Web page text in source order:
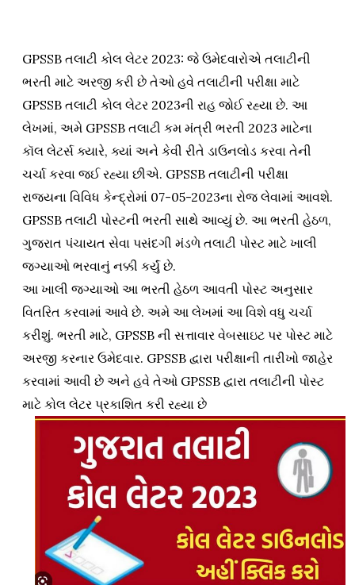
GPSSB તલાટી કોલ લેટર 2023: જે ઉમેદવારોએ તલાટીની
ભરતી માટે અરજી કરી છે તેઓ હવે તલાટીની પરીક્ષા માટે
GPSSB તલાટી કોલ લેટર 2023ની રાહ જોઈ રહ્યા છે. આ
લેખમાં, અમે GPSSB તલાટી કમ મંત્રી ભરતી 2023 માટેના
કૉલ લેટર્સ ક્યારે, ક્યાં અને કેવી રીતે ડાઉનલોડ કરવા તેની
ચર્ચા કરવા જઈ રહ્યા છીએ. GPSSB તલાટીની પરીક્ષા
રાજ્યના વિવિધ કેન્દ્રોમાં 07-05-2023ના રોજ લેવામાં આવશે.
GPSSB તલાટી પોસ્ટની ભરતી સાથે આવ્યું છે. આ ભરતી હેઠળ,
ગુજરાત પંચાયત સેવા પસંદગી મંડળે તલાટી પોસ્ટ માટે ખાલી
જગ્યાઓ ભરવાનું નક્કી કર્યું છે.
આ ખાલી જગ્યાઓ આ ભરતી હેઠળ આવતી પોસ્ટ અનુસાર
વિતરિત કરવામાં આવે છે. અમે આ લેખમાં આ વિશે વધુ ચર્ચા
કરીશું. ભરતી માટે, GPSSB ની સત્તાવાર વેબસાઇટ પર પોસ્ટ માટે
અરજી કરનાર ઉમેદવાર. GPSSB દ્વારા પરીક્ષાની તારીખો જાહેર
કરવામાં આવી છે અને હવે તેઓ GPSSB દ્વારા તલાટીની પોસ્ટ
માટે કોલ લેટર પ્રકાશિત કરી રહ્યા છે